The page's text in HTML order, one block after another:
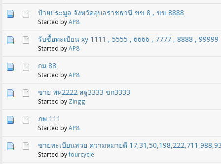
ป้ายประมูล จังหวัดอุบลราชธานี ขข 8 , ขข 8888
Started byAP8
รับซื้อทะเบียน xy 1111 , 5555 , 6666 , 7777 , 8888 , 99999
Started byAP8
กม 88
Started byAP8
ขาย พห2222 สฐ3333 ขก3333
Started by Zingg
ภพ 111
Started byAP8
ขายทะเบียนสวย ความหมายดี
Started byfourcycle